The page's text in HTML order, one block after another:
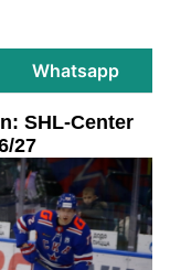
Whatsapp
SHL-Center
27